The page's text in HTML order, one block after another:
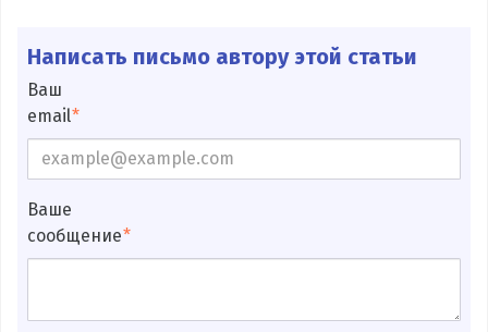
Написать письмо автору этой статьи
Ваш
email
Ваше
сообщение